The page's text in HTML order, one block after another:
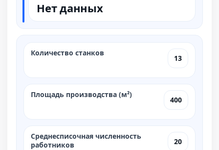
Нет данных
Количество станков
13
Площадь производства (м²)
400
Среднесписочная численность
работников
20